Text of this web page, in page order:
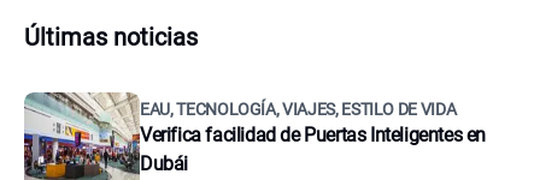
Últimas noticias
EAU, TECNOLOGÍA, VIAJES, ESTILO DE VIDA
Verifica facilidad de Puertas Inteligentes en
Dubái